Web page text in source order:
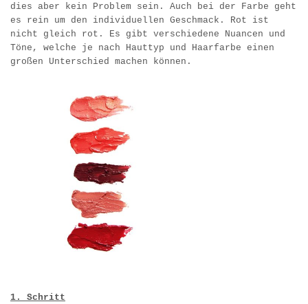
dies aber kein Problem sein. Auch bei der Farbe geht
es rein um den individuellen Geschmack. Rot ist
nicht gleich rot. Es gibt verschiedene Nuancen und
Töne, welche je nach Hauttyp und Haarfarbe einen
großen Unterschied machen können.
1. Schritt